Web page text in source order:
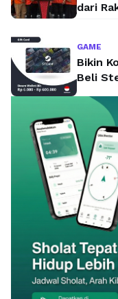
dari
GAME
Bikin
Beli